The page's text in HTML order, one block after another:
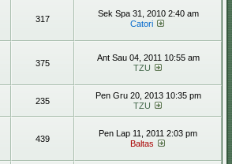
317
Sek Spa 31, 2010 2:40 am
Catori
375
Ant Sau 04, 2011 10:55 am
TZU
235
Pen Gru 20, 2013 10:35 pm
TZU
439
Pen Lap 11, 2011 2:03 pm
Baltas